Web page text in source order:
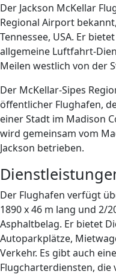
Der Jackson McKellar
Regional Airport
Tennessee, USA. Er
allgemeine Luftfahrt-
Meilen westlich von der
Der McKellar-Sipes
öffentlicher Flughafen,
einer Stadt im Madison
wird gemeinsam vom
Jackson betrieben.
Der Flughafen verfügt
1890 x 46 m lang und 2/
Asphaltbelag. Er bietet
Autoparkplätze,
Verkehr. Es gibt auch
Flugcharterdiensten, die